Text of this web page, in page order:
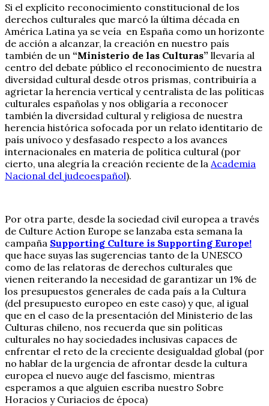
Si el explícito reconocimiento constitucional de los
derechos culturales que marcó la última década en
América Latina ya se veía en España como un horizonte
de acción a alcanzar, la creación en nuestro país
también de un “Ministerio de las Culturas” llevaría al
centro del debate público el reconocimiento de nuestra
diversidad cultural desde otros prismas, contribuiría a
agrietar la herencia vertical y centralista de las políticas
culturales españolas y nos obligaría a reconocer
también la diversidad cultural y religiosa de nuestra
herencia histórica sofocada por un relato identitario de
país unívoco y desfasado respecto a los avances
internacionales en materia de política cultural (por
cierto, una alegría la creación reciente de la Academia
Nacional del judeoespañol).
Por otra parte, desde la sociedad civil europea a través
de Culture Action Europe se lanzaba esta semana la
campaña Supporting Culture is Supporting Europe!
que hace suyas las sugerencias tanto de la UNESCO
como de las relatoras de derechos culturales que
vienen reiterando la necesidad de garantizar un 1% de
los presupuestos generales de cada país a la Cultura
(del presupuesto europeo en este caso) y que, al igual
que en el caso de la presentación del Ministerio de las
Culturas chileno, nos recuerda que sin políticas
culturales no hay sociedades inclusivas capaces de
enfrentar el reto de la creciente desigualdad global (por
no hablar de la urgencia de afrontar desde la cultura
europea el nuevo auge del fascismo, mientras
esperamos a que alguien escriba nuestro Sobre
Horacios y Curiacios de época)